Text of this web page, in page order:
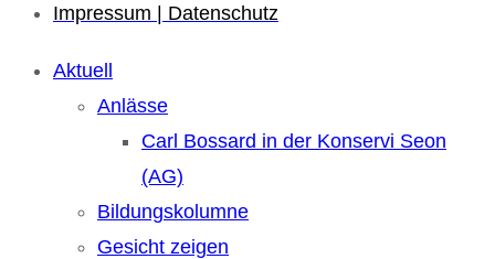
Impressum | Datenschutz
Aktuell
Anlässe
Carl Bossard in der Konservi Seon
(AG)
Bildungskolumne
Gesicht zeigen